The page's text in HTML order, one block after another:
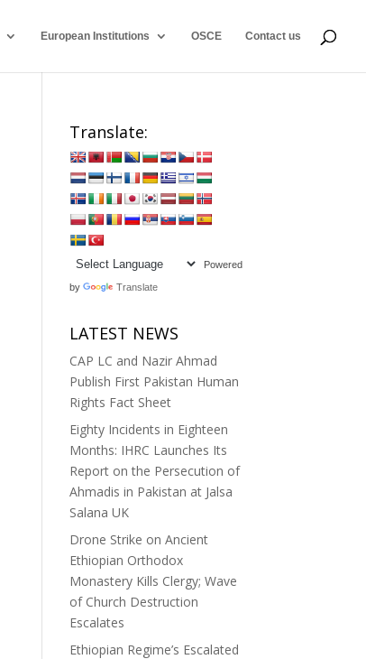
European Institutions OSCE Contact us
Translate:
Powered
by Translate
LATEST NEWS
CAP LC and Nazir Ahmad
Publish First Pakistan Human
Rights Fact Sheet
Eighty Incidents in Eighteen
Months: IHRC Launches Its
Report on the Persecution of
Ahmadis in Pakistan at Jalsa
Salana UK
Drone Strike on Ancient
Ethiopian Orthodox
Monastery Kills Clergy; Wave
of Church Destruction
Escalates
Ethiopian Regime’s Escalated